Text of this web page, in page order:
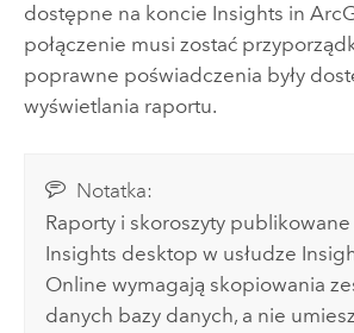
dostępne na koncie Insights in
połączenie musi zostać
poprawne poświadczenia były
wyświetlania raportu.
Notatka:
Raporty i skoroszyty
Insights desktop w usłudze
Online wymagają skopiowania
danych bazy danych, a nie